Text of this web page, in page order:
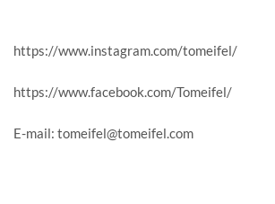
https://www.instagram.com/tomeifel/
https://www.facebook.com/Tomeifel/
E-mail: tomeifel@tomeifel.com